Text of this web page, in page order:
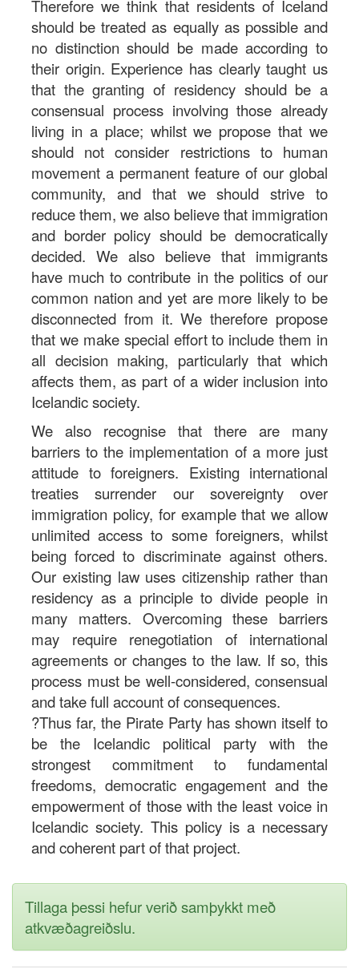
Therefore we think that residents of Iceland
should be treated as equally as possible and
no distinction should be made according to
their origin. Experience has clearly taught us
that the granting of residency should be a
consensual process involving those already
living in a place; whilst we propose that we
should not consider restrictions to human
movement a permanent feature of our global
community, and that we should strive to
reduce them, we also believe that immigration
and border policy should be democratically
decided. We also believe that immigrants
have much to contribute in the politics of our
common nation and yet are more likely to be
disconnected from it. We therefore propose
that we make special effort to include them in
all decision making, particularly that which
affects them, as part of a wider inclusion into
Icelandic society.
We also recognise that there are many
barriers to the implementation of a more just
attitude to foreigners. Existing international
treaties surrender our sovereignty over
immigration policy, for example that we allow
unlimited access to some foreigners, whilst
being forced to discriminate against others.
Our existing law uses citizenship rather than
residency as a principle to divide people in
many matters. Overcoming these barriers
may require renegotiation of international
agreements or changes to the law. If so, this
process must be well-considered, consensual
and take full account of consequences.
?Thus far, the Pirate Party has shown itself to
be the Icelandic political party with the
strongest commitment to fundamental
freedoms, democratic engagement and the
empowerment of those with the least voice in
Icelandic society. This policy is a necessary
and coherent part of that project.
Tillaga þessi hefur verið samþykkt með
atkvæðagreiðslu.